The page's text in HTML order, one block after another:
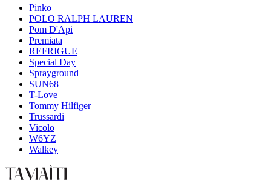
Pinko
POLO RALPH LAUREN
Pom D'Api
Premiata
REFRIGUE
Special Day
Sprayground
SUN68
T-Love
Tommy Hilfiger
Trussardi
Vicolo
W6YZ
Walkey